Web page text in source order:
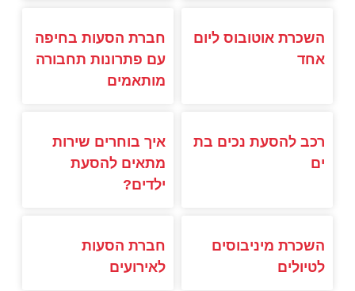
השכרת אוטובוס ליום
אחד
חברת הסעות בחיפה
עם פתרונות תחבורה
מותאמים
רכב להסעת נכים בת
ים
איך בוחרים שירות
מתאים להסעת
ילדים?
השכרת מיניבוסים
לטיולים
חברת הסעות
לאירועים